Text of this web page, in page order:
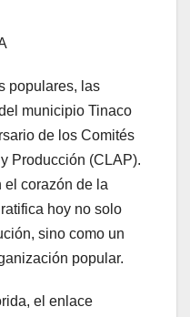
populares, las
municipio Tinaco
de los Comités
Producción (CLAP).
el corazón de la
hoy no solo
sino como un
popular.
el enlace